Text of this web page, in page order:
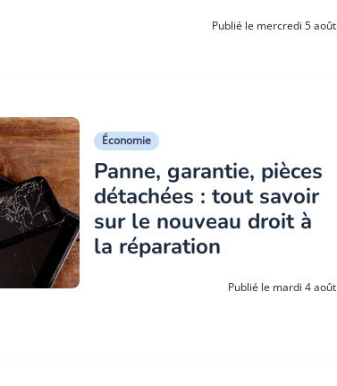
Publié le mercredi 5 août
Économie
Panne, garantie, pièces
détachées : tout savoir
sur le nouveau droit à
la réparation
Publié le mardi 4 août